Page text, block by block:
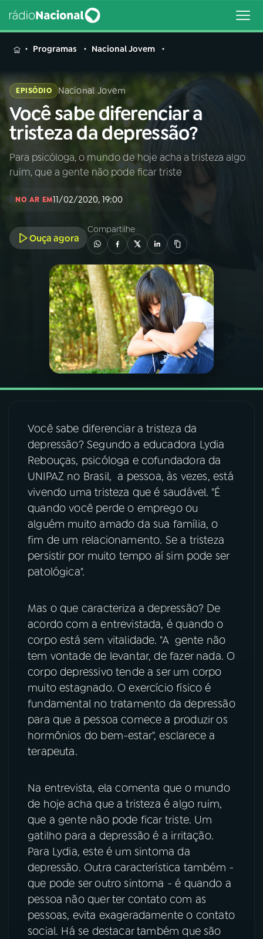
MENU
Buscar
na
Rádio
Nacional
Buscar
AO VIVO
PROGRAMAÇÃO
PROGRAMAS
PODCASTS
07ÚLTIMAS
FESTIVAL DE MÚSICA
ACOMPANHE A RÁDIO NACIONAL
YouTube Facebook
Instagram
TikTok
Programas Nacional Jovem
EPISÓDIO Nacional Jovem
Você sabe diferenciar a
tristeza da depressão?
Para psicóloga, o mundo de hoje acha a tristeza algo
ruim, que a gente não pode ficar triste
NO AR EM11/02/2020, 19:00
Ouça agora
Compartilhe
Você sabe diferenciar a tristeza da
depressão? Segundo a educadora Lydia
Rebouças, psicóloga e cofundadora da
UNIPAZ no Brasil, a pessoa, às vezes, está
vivendo uma tristeza que é saudável. "É
quando você perde o emprego ou
alguém muito amado da sua família, o
fim de um relacionamento. Se a tristeza
persistir por muito tempo aí sim pode ser
patológica".
Mas o que caracteriza a depressão? De
acordo com a entrevistada, é quando o
corpo está sem vitalidade. "A gente não
tem vontade de levantar, de fazer nada. O
corpo depressivo tende a ser um corpo
muito estagnado. O exercício físico é
fundamental no tratamento da depressão
para que a pessoa comece a produzir os
hormônios do bem-estar", esclarece a
terapeuta.
Na entrevista, ela comenta que o mundo
de hoje acha que a tristeza é algo ruim,
que a gente não pode ficar triste. Um
gatilho para a depressão é a irritação.
Para Lydia, este é um sintoma da
depressão. Outra característica também -
que pode ser outro sintoma - é quando a
pessoa não quer ter contato com as
pessoas, evita exageradamente o contato
social. Há se destacar também que são